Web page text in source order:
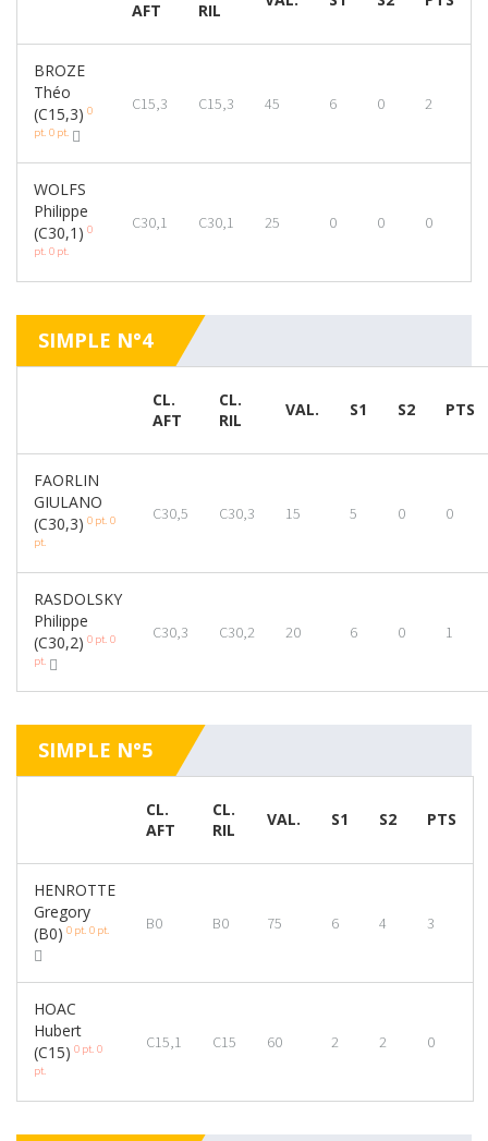
AFT
RIL
BROZE
Théo
(C15,3) 0
pt. 0 pt.
C15,3 C15,3 45 6 0 2
WOLFS
Philippe
(C30,1) 0
pt. 0 pt.
C30,1 C30,1 25 0 0 0
SIMPLE N°4
CL.
AFT
CL.
RIL
VAL. S1 S2 PTS
FAORLIN
GIULANO
(C30,3) 0 pt. 0
pt.
C30,5 C30,3 15 5 0 0
RASDOLSKY
Philippe
(C30,2) 0 pt. 0
pt.
C30,3 C30,2 20 6 0 1
SIMPLE N°5
CL.
AFT
CL.
RIL
VAL. S1 S2 PTS
HENROTTE
Gregory
(B0) 0 pt. 0 pt. B0 B0 75 6 4 3
HOAC
Hubert
(C15) 0 pt. 0
pt.
C15,1 C15 60 2 2 0